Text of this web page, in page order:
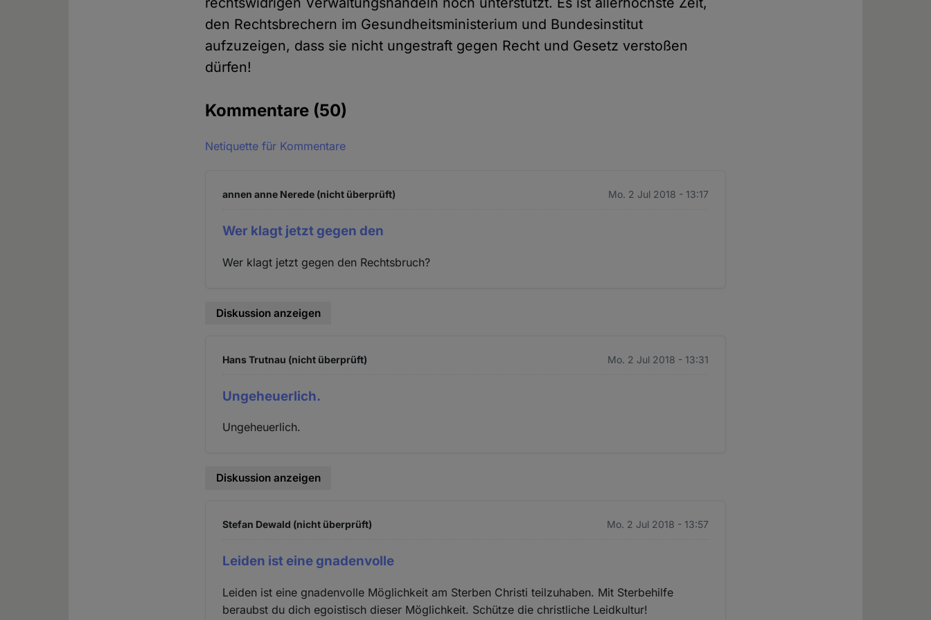
den Rechtsbrechern im Gesundheitsministerium und Bundesinstitut
aufzuzeigen, dass sie nicht ungestraft gegen Recht und Gesetz verstoßen
dürfen!
Kommentare (50)
Netiquette für Kommentare
annen anne Nerede (nicht überprüft) Mo. 2 Jul 2018 - 13:17
Wer klagt jetzt gegen den
Wer klagt jetzt gegen den Rechtsbruch?
Diskussion anzeigen
Hans Trutnau (nicht überprüft) Mo. 2 Jul 2018 - 13:31
Ungeheuerlich.
Ungeheuerlich.
Diskussion anzeigen
Stefan Dewald (nicht überprüft) Mo. 2 Jul 2018 - 13:57
Leiden ist eine gnadenvolle
Leiden ist eine gnadenvolle Möglichkeit am Sterben Christi teilzuhaben. Mit Sterbehilfe
beraubst du dich egoistisch dieser Möglichkeit. Schütze die christliche Leidkultur!